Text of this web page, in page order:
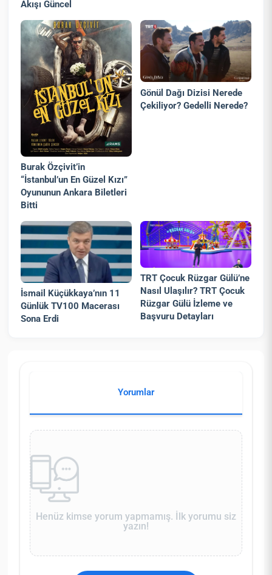
Akışı Güncel
Burak Özçivit’in
“İstanbul’un En Güzel Kızı”
Oyununun Ankara Biletleri
Bitti
Gönül Dağı Dizisi Nerede
Çekiliyor? Gedelli Nerede?
İsmail Küçükkaya’nın 11
Günlük TV100 Macerası
Sona Erdi
TRT Çocuk Rüzgar Gülü’ne
Nasıl Ulaşılır? TRT Çocuk
Rüzgar Gülü İzleme ve
Başvuru Detayları
Yorumlar
Henüz kimse yorum yapmamış. İlk yorumu siz
yazın!